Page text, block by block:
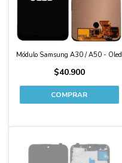
Módulo Samsung A30 / A50 - Oled
$40.900